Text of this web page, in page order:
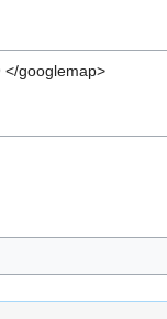
</googlemap>